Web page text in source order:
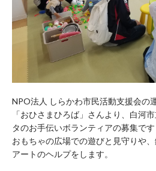
NPO法人 しらかわ市民活動支援会の
「おひさまひろば」さんより、白河
タのお手伝いボランティアの募集です
おもちゃの広場での遊びと見守りや
アートのヘルプをします。